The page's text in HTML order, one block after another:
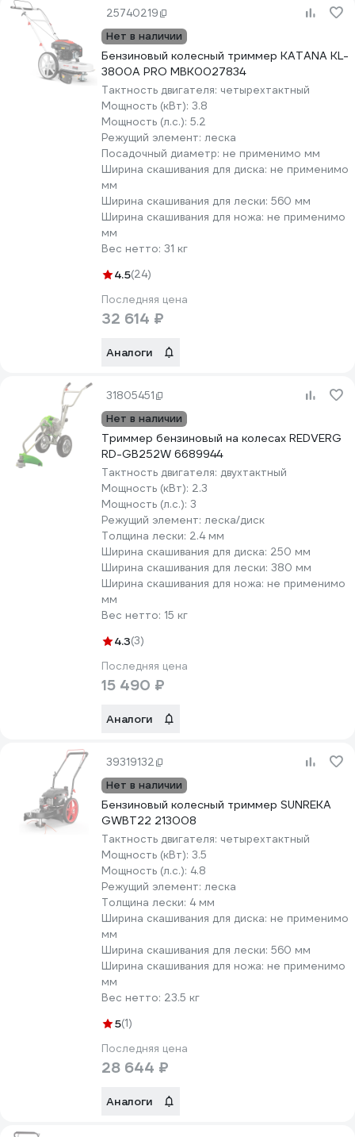
25740219
Нет в наличии
Бензиновый колесный триммер KATANA KL-
3800A PRO MBK0027834
Тактность двигателя: четырехтактный
Мощность (кВт): 3.8
Мощность (л.с.): 5.2
Режущий элемент: леска
Посадочный диаметр: не применимо мм
Ширина скашивания для диска: не применимо
мм
Ширина скашивания для лески: 560 мм
Ширина скашивания для ножа: не применимо
мм
Вес нетто: 31 кг
4.5(24)
Последняя цена
32 614 ₽
Аналоги
31805451
Нет в наличии
Триммер бензиновый на колесах REDVERG
RD-GB252W 6689944
Тактность двигателя: двухтактный
Мощность (кВт): 2.3
Мощность (л.с.): 3
Режущий элемент: леска/диск
Толщина лески: 2.4 мм
Ширина скашивания для диска: 250 мм
Ширина скашивания для лески: 380 мм
Ширина скашивания для ножа: не применимо
мм
Вес нетто: 15 кг
4.3(3)
Последняя цена
15 490 ₽
Аналоги
39319132
Нет в наличии
Бензиновый колесный триммер SUNREKA
GWBT22 213008
Тактность двигателя: четырехтактный
Мощность (кВт): 3.5
Мощность (л.с.): 4.8
Режущий элемент: леска
Толщина лески: 4 мм
Ширина скашивания для диска: не применимо
мм
Ширина скашивания для лески: 560 мм
Ширина скашивания для ножа: не применимо
мм
Вес нетто: 23.5 кг
5(1)
Последняя цена
28 644 ₽
Аналоги